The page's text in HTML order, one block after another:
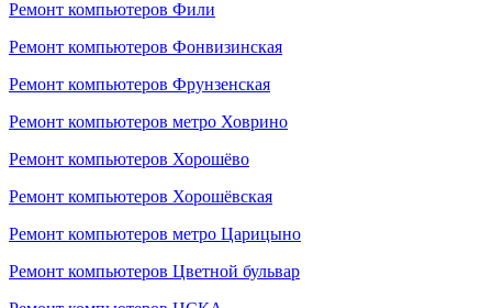
Ремонт компьютеров Фили
Ремонт компьютеров Фонвизинская
Ремонт компьютеров Фрунзенская
Ремонт компьютеров метро Ховрино
Ремонт компьютеров Хорошёво
Ремонт компьютеров Хорошёвская
Ремонт компьютеров метро Царицыно
Ремонт компьютеров Цветной бульвар